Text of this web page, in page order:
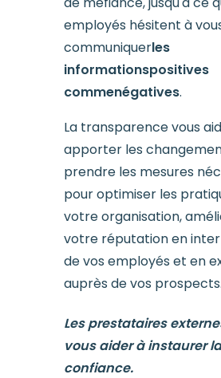
employés hésitent à
communiquerles
informationspositives
commenégatives.
La transparence vous
apporter les
prendre les mesures
pour optimiser les
votre organisation,
votre réputation en
de vos employés et en
auprès de vos prospects.
Les prestataires
vous aider à instaurer la
confiance.